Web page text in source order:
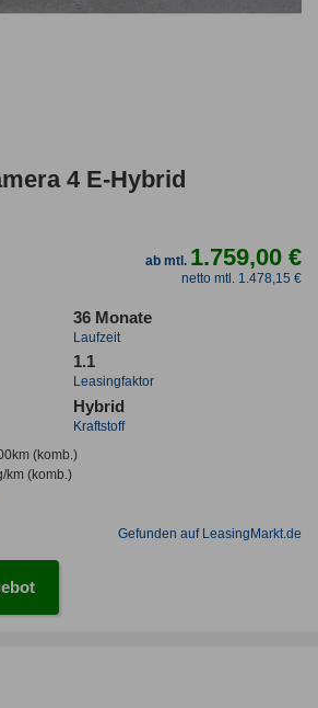
4 E-Hybrid
ab mtl. 1.759,00 €
netto mtl. 1.478,15 €
36 Monate
Laufzeit
1.1
Leasingfaktor
Hybrid
Kraftstoff
(komb.)
km(komb.)
Gefunden auf LeasingMarkt.de